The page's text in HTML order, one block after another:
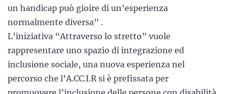
un handicap può gioire di un’esperienza
normalmente diversa” .
L’iniziativa “Attraverso lo stretto” vuole
rappresentare uno spazio di integrazione ed
inclusione sociale, una nuova esperienza nel
percorso che l’A.CC.I.R si è prefissata per